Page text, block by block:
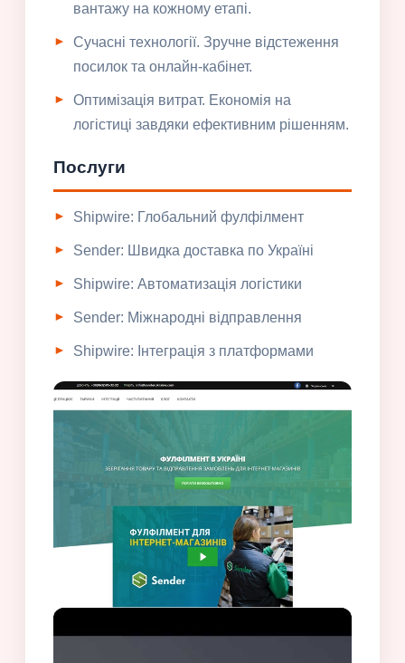
вантажу на кожному етапі.
Сучасні технології. Зручне відстеження
посилок та онлайн-кабінет.
Оптимізація витрат. Економія на
логістиці завдяки ефективним рішенням.
Послуги
Shipwire: Глобальний фулфілмент
Sender: Швидка доставка по Україні
Shipwire: Автоматизація логістики
Sender: Міжнародні відправлення
Shipwire: Інтеграція з платформами